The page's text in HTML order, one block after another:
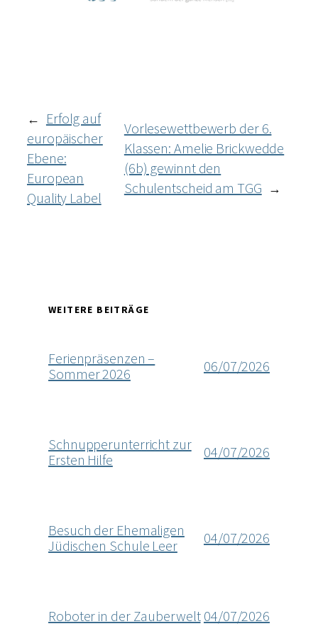
←
Erfolg auf
europäischer
Ebene:
European
Quality Label
Vorlesewettbewerb der 6.
Klassen: Amelie Brickwedde
(6b) gewinnt den
Schulentscheid am TGG →
WEITERE BEITRÄGE
Ferienpräsenzen –
Sommer 2026
06/07/2026
Schnupperunterricht zur
Ersten Hilfe
04/07/2026
Besuch der Ehemaligen
Jüdischen Schule Leer
04/07/2026
Roboter in der Zauberwelt 04/07/2026